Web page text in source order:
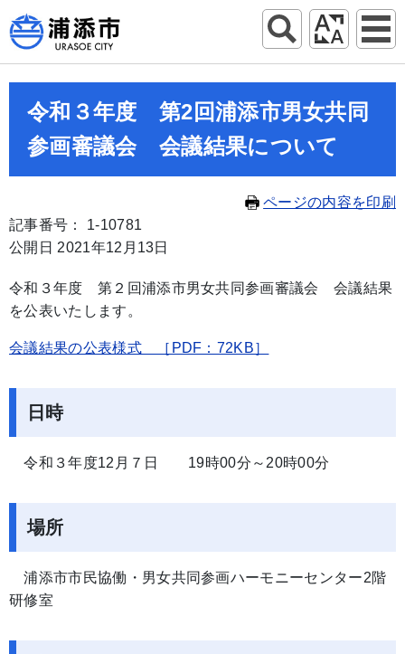
令和３年度 第2回浦添市男女共同
参画審議会 会議結果について
ページの内容を印刷
記事番号： 1-10781
公開日 2021年12月13日
令和３年度 第２回浦添市男女共同参画審議会 会議結果
を公表いたします。
会議結果の公表様式 ［PDF：72KB］
日時
令和３年度12月７日 19時00分～20時00分
場所
浦添市市民協働・男女共同参画ハーモニーセンター2階
研修室